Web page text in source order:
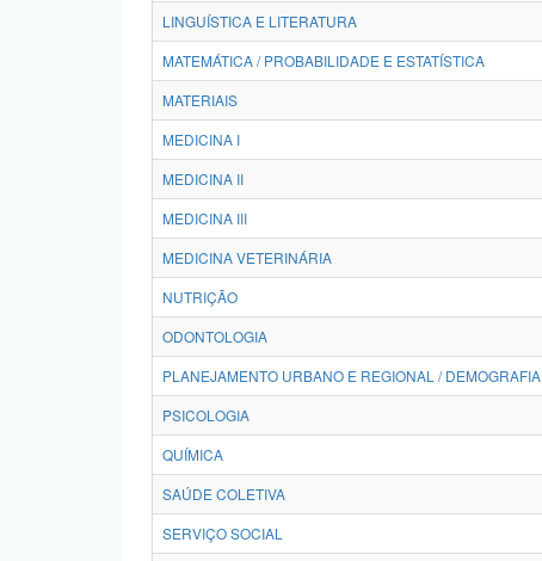
LINGUÍSTICA E LITERATURA
MATEMÁTICA / PROBABILIDADE E ESTATÍSTICA
MATERIAIS
MEDICINA I
MEDICINA II
MEDICINA III
MEDICINA VETERINÁRIA
NUTRIÇÃO
ODONTOLOGIA
PLANEJAMENTO URBANO E REGIONAL / DEMOGRAFIA
PSICOLOGIA
QUÍMICA
SAÚDE COLETIVA
SERVIÇO SOCIAL